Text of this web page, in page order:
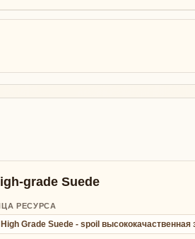
Сбора Энергии
grade Suede
РЕСУРСА
Grade Suede - spoil высококачаственная